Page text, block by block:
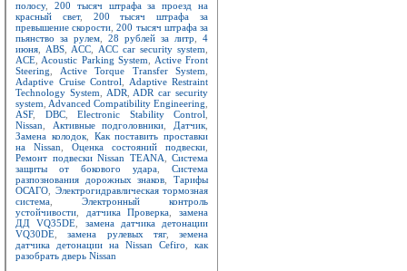
полосу, 200 тысяч штрафа за проезд на
красный свет, 200 тысяч штрафа за
превышение скорости ,200 тысяч штрафа за
пьянство за рулем
28 рублей за литр
4
июня
ABS ACC ACC car security system
ACE Acoustic Parking System
Active Front
Steering
Active Torque Transfer System
Adaptive Cruise Control
Adaptive Restraint
Technology System
ADR
ADR car security
system Advanced Compatibility Engineering
ASF, DBC, Electronic Stability Control
Nissan
Активные подголовники Датчик
Замена колодок, Как поставить проставки
на Nissan
Оценка состояний подвески
Ремонт подвески Nissan TEANA
Система
защиты от бокового удара
Система
разпознования дорожных знаков ,Тарифы
ОСАГО
Электрогидравлическая тормозная
система
Электронный контроль
устойчивости
датчика Проверка ,замена
ДД VQ35DE
замена датчика детонации
VQ30DE ,замена рулевых тяг, земена
датчика детонации на Nissan Cefiro
как
разобрать дверь Nissan